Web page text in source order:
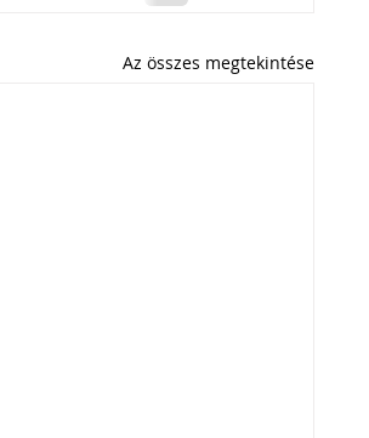
Az összes megtekintése